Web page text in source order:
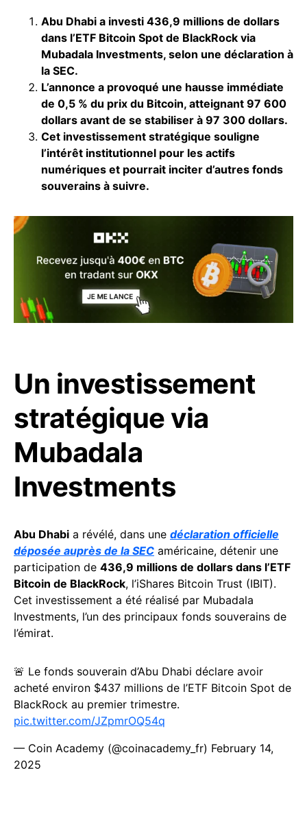
Abu Dhabi a investi 436,9 millions de dollars
dans l’ETF Bitcoin Spot de BlackRock via
Mubadala Investments, selon une déclaration à
la SEC.
L’annonce a provoqué une hausse immédiate
de 0,5 % du prix du Bitcoin, atteignant 97 600
dollars avant de se stabiliser à 97 300 dollars.
Cet investissement stratégique souligne
l’intérêt institutionnel pour les actifs
numériques et pourrait inciter d’autres fonds
souverains à suivre.
Un investissement
stratégique via
Mubadala
Investments
Abu Dhabi a révélé, dans une déclaration officielle
déposée auprès de la SEC américaine, détenir une
participation de 436,9 millions de dollars dans l’ETF
Bitcoin de BlackRock, l’iShares Bitcoin Trust (IBIT).
Cet investissement a été réalisé par Mubadala
Investments, l’un des principaux fonds souverains de
l’émirat.
🚨 Le fonds souverain d’Abu Dhabi déclare avoir
acheté environ $437 millions de l’ETF Bitcoin Spot de
BlackRock au premier trimestre.
pic.twitter.com/JZpmrOQ54q
— Coin Academy (@coinacademy_fr) February 14,
2025